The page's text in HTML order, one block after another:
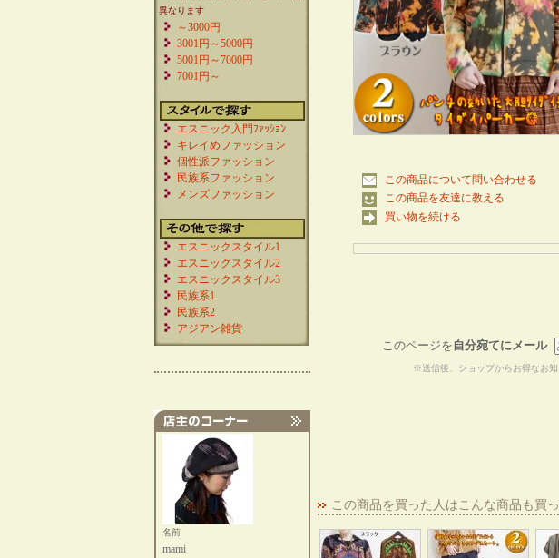
この商品について問い合わせる
この商品を友達に教える
買い物を続ける
このページを自分宛てにメール
※送信後、ショップからお得なお知
この商品を買った人はこんな商品も買
異なります
～3000円
3001円～5000円
5001円～7000円
7001円～
エスニック入門ﾌｧｯｼｮﾝ
キレイめファッション
個性派ファッション
民族系ファッション
メンズファッション
エスニックスタイル1
エスニックスタイル2
エスニックスタイル3
民族系1
民族系2
アジアン雑貨
名前
mami